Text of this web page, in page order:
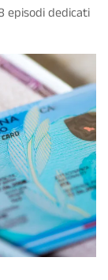
episodi dedicati